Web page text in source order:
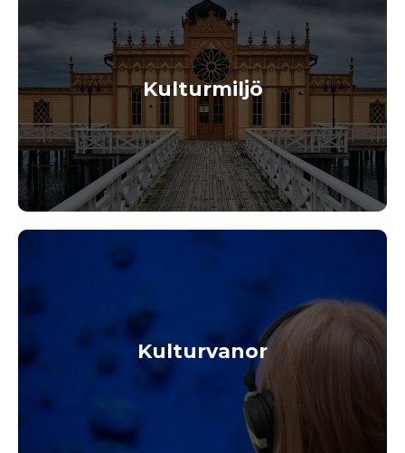
Kulturmiljö
Kulturvanor